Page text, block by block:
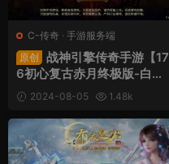
C-传奇 · 手游服务端
原创
战神引擎传奇手游【17
6初心复古赤月终极版-白猪
3】Win一键服务端+安卓苹
果双端+GM授权物品后台
+视频架设教程
2024-08-05
1.48k